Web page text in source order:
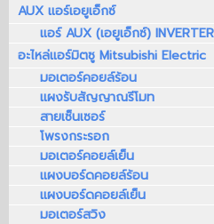
AUX แอร์เอยูเอ็กซ์
แอร์ AUX (เอยูเอ็กซ์)
อะไหล่แอร์มิตซู Mitsubishi Electric
มอเตอร์คอยล์ร้อน
แผงรับสัญญาณรีโมท
สายเซ็นเซอร์
โพรงกระรอก
มอเตอร์คอยล์เย็น
แผงบอร์ดคอยล์ร้อน
แผงบอร์ดคอยล์เย็น
มอเตอร์สวิง